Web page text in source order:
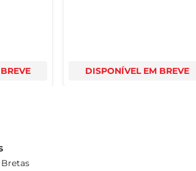
DISPONÍVEL EM BREVE